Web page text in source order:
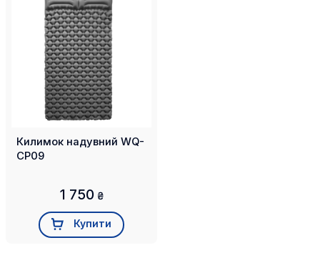
Килимок надувний WQ-
CP09
1 750 ₴
Купити